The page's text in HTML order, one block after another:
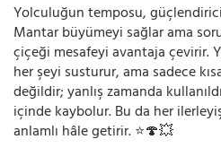
Yolculuğun temposu,
Mantar büyümeyi sağlar ama
çiçeği mesafeyi avantaja çevirir.
her şeyi susturur, ama sadece
değildir; yanlış zamanda
içinde kaybolur. Bu da her
anlamlı hâle getirir. ⭐🍄💥